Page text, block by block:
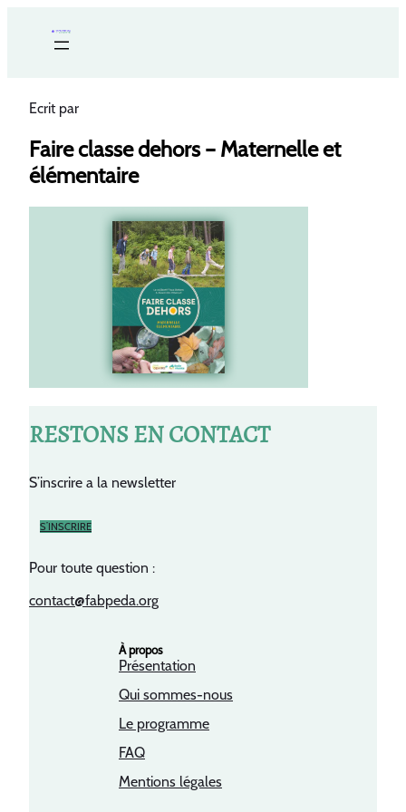
Ecrit par
Faire classe dehors – Maternelle et
élémentaire
RESTONS EN CONTACT
S’inscrire a la newsletter
S’INSCRIRE
Pour toute question :
contact@fabpeda.org
À propos
Présentation
Qui sommes-nous
Le programme
FAQ
Mentions légales